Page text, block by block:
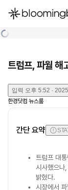
한국어
트럼프, 파월 해
입력 오후 5:52 ·
한경닷컴 뉴스룸
간단 요약
트럼프 대
시사했으나
밝혔다.
시장에서